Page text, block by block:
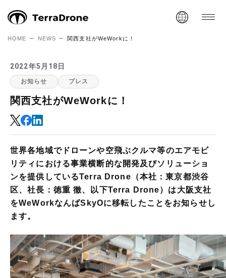
HOME NEWS 関西支社がWeWorkに！
2022年5月18日
お知らせ プレス
関西支社がWeWorkに！
世界各地域でドローンや空飛ぶクルマ等のエアモビ
リティにおける事業横断的な開発及びソリューショ
ンを提供しているTerra Drone（本社：東京都渋谷
区、社長：徳重 徹、以下Terra Drone）は大阪支社
をWeWorkなんばSkyOに移転したことをお知らせし
ます。